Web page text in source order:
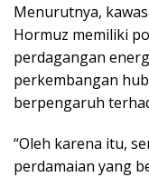
Menurutnya,
Hormuz memiliki
perdagangan
perkembangan
berpengaruh
“Oleh karena itu,
perdamaian yang